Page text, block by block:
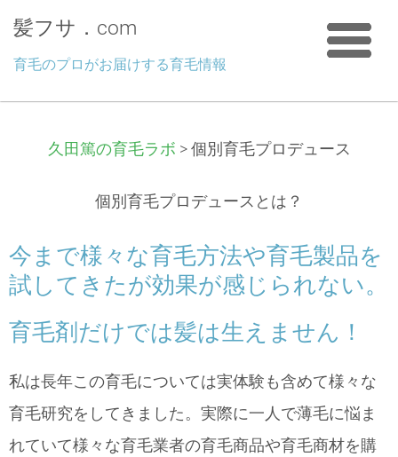
髪フサ．com
育毛のプロがお届けする育毛情報
久田篤の育毛ラボ > 個別育毛プロデュース
個別育毛プロデュースとは？
今まで様々な育毛方法や育毛製品を
試してきたが効果が感じられない。
育毛剤だけでは髪は生えません！
私は長年この育毛については実体験も含めて様々な
育毛研究をしてきました。実際に一人で薄毛に悩ま
れていて様々な育毛業者の育毛商品や育毛商材を購